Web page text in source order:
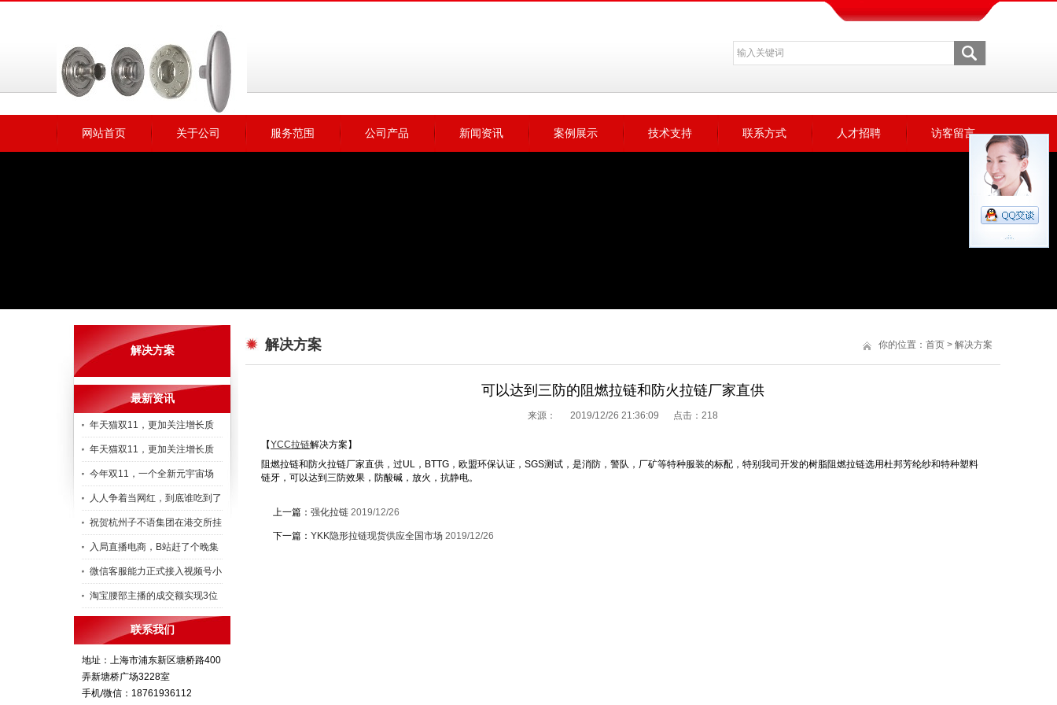
网站首页 关于公司 服务范围 公司产品 新闻资讯 案例展示 技术支持 联系方式 人才招聘
访客留言
解决方案
最新资讯
年天猫双11，更加关注增长质
年天猫双11，更加关注增长质
今年双11，一个全新元宇宙场
人人争着当网红，到底谁吃到了
祝贺杭州子不语集团在港交所挂
入局直播电商，B站赶了个晚集
微信客服能力正式接入视频号小
淘宝腰部主播的成交额实现3位
联系我们
地址：上海市浦东新区塘桥路400
弄新塘桥广场3228室
手机/微信：18761936112
解决方案 你的位置： 首页 > 解决方案
可以达到三防的阻燃拉链和防火拉链厂家直供
来源： 2019/12/26 21:36:09 点击： 218
【YCC拉链解决方案】
阻燃拉链和防火拉链厂家直供，过UL，BTTG，欧盟环保认证，SGS测试，是消防，警队，厂矿等特种服装的标配，特别我司开发的树脂阻燃拉链选用杜邦芳纶纱和特种塑料
链牙，可以达到三防效果，防酸碱，放火，抗静电。
上一篇： 强化拉链 2019/12/26
下一篇： YKK隐形拉链现货供应全国市场 2019/12/26